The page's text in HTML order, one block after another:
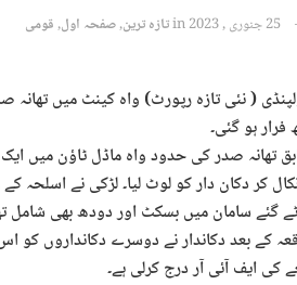
25 جنوری , 2023 inتازہ ترین,صفحہ اول,قومی
( نئی تازہ رپورٹ) واہ کینٹ میں تھانہ
ہو گئی۔
تھانہ صدر کی حدود واہ ماڈل ٹاؤن میں ایک
گئے سامان میں بسکٹ اور دودھ بھی شامل
کے بعد دکاندار نے دوسرے دکانداروں کو
کی ایف آئی آر درج کرلی ہے۔